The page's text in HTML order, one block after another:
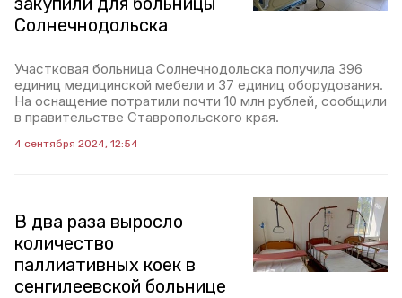
Солнечнодольска
Участковая больница Солнечнодольска получила 396
единиц медицинской мебели и 37 единиц оборудования.
На оснащение потратили почти 10 млн рублей, сообщили
в правительстве Ставропольского края.
4 сентября 2024, 12:54
В два раза выросло
количество
паллиативных коек в
сенгилеевской больнице